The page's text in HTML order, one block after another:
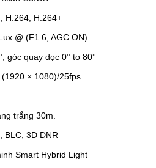
H.264, H.264+
@ (F1.6, AGC ON)
góc quay dọc 0° to 80°
× 1080)/25fps.
trắng 30m.
BLC, 3D DNR
Smart Hybrid Light